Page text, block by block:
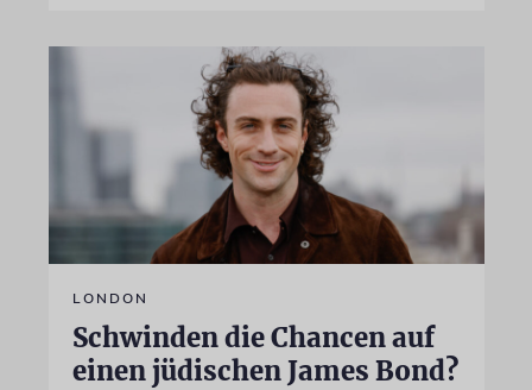
LONDON
Schwinden die Chancen auf
einen jüdischen James Bond?